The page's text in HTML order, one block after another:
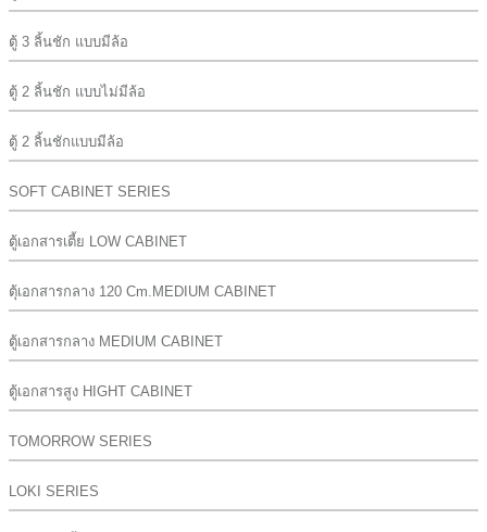
ตู้ 3 ลิ้นชัก แบบมีล้อ
ตู้ 2 ลิ้นชัก แบบไม่มีล้อ
ตู้ 2 ลิ้นชักแบบมีล้อ
SOFT CABINET SERIES
ตู้เอกสารเตี้ย LOW CABINET
ตุ้เอกสารกลาง 120 Cm.MEDIUM CABINET
ตู้เอกสารกลาง MEDIUM CABINET
ตู้เอกสารสูง HIGHT CABINET
TOMORROW SERIES
LOKI SERIES